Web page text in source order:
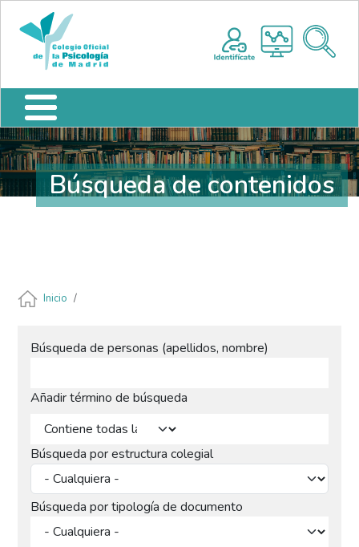
este
incluye
sistema
de
accesibilidad.
Pasar al contenido principal
Búsqueda de contenidos
Ruta de navegación
Inicio
Búsqueda de personas (apellidos, nombre)
Añadir término de búsqueda
Operador
Búsqueda por estructura colegial
Búsqueda por tipología de documento